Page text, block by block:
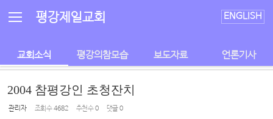
평강제일교회 ENGLISH
교회소식 평강의참모습 보도자료 언론기사
2004 참평강인 초청잔치
관리자 조회 수4682 추천 수0 댓글0